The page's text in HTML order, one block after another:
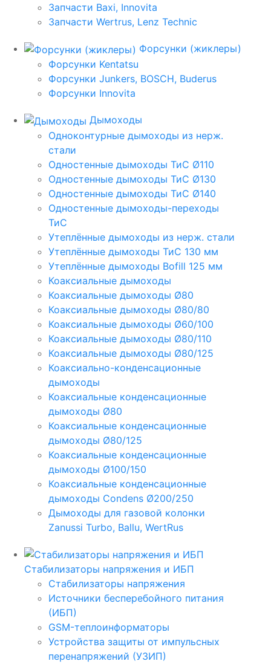
Запчасти Baxi, Innovita
Запчасти Wertrus, Lenz Technic
Форсунки (жиклеры)
Форсунки Kentatsu
Форсунки Junkers, BOSCH, Buderus
Форсунки Innovita
Дымоходы
Одноконтурные дымоходы из нерж.
стали
Одностенные дымоходы ТиС Ø110
Одностенные дымоходы ТиС Ø130
Одностенные дымоходы ТиС Ø140
Одностенные дымоходы-переходы
ТиС
Утеплённые дымоходы из нерж. стали
Утеплённые дымоходы ТиС 130 мм
Утеплённые дымоходы Bofill 125 мм
Коаксиальные дымоходы
Коаксиальные дымоходы Ø80
Коаксиальные дымоходы Ø80/80
Коаксиальные дымоходы Ø60/100
Коаксиальные дымоходы Ø80/110
Коаксиальные дымоходы Ø80/125
Коаксиально-конденсационные
дымоходы
Коаксиальные конденсационные
дымоходы Ø80
Коаксиальные конденсационные
дымоходы Ø80/125
Коаксиальные конденсационные
дымоходы Ø100/150
Коаксиальные конденсационные
дымоходы Condens Ø200/250
Дымоходы для газовой колонки
Zanussi Turbo, Ballu, WertRus
Стабилизаторы напряжения и ИБП
Стабилизаторы напряжения
Источники бесперебойного питания
(ИБП)
GSM-теплоинформаторы
Устройства защиты от импульсных
перенапряжений (УЗИП)